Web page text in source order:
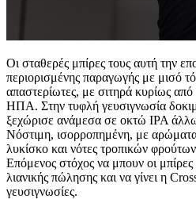
Οι σταθερές μπίρες τους αυτή την
περιορισμένης παραγωγής με μισό
απαστερίωτες, με σιτηρά κυρίως
ΗΠΑ. Στην τυφλή γευσιγνωσία
ξεχώρισε ανάμεσα σε οκτώ IPA
Νόστιμη, ισορροπημένη, με
λυκίσκο και νότες τροπικών
Επόμενος στόχος να μπουν οι
λιανικής πώλησης και να γίνει η
γευσιγνωσίες.